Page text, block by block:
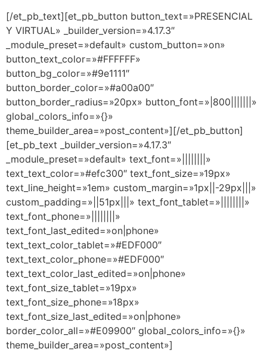
[/et_pb_text][et_pb_button button_text=»PRESENCIAL
Y VIRTUAL» _builder_version=»4.17.3″
_module_preset=»default» custom_button=»on»
button_text_color=»#FFFFFF»
button_bg_color=»#9e1111″
button_border_color=»#a00a00″
button_border_radius=»20px» button_font=»|800|||||||»
global_colors_info=»{}»
theme_builder_area=»post_content»][/et_pb_button]
[et_pb_text _builder_version=»4.17.3″
_module_preset=»default» text_font=»||||||||»
text_text_color=»#efc300″ text_font_size=»19px»
text_line_height=»1em» custom_margin=»1px||-29px|||»
custom_padding=»||51px|||» text_font_tablet=»||||||||»
text_font_phone=»||||||||»
text_font_last_edited=»on|phone»
text_text_color_tablet=»#EDF000″
text_text_color_phone=»#EDF000″
text_text_color_last_edited=»on|phone»
text_font_size_tablet=»19px»
text_font_size_phone=»18px»
text_font_size_last_edited=»on|phone»
border_color_all=»#E09900″ global_colors_info=»{}»
theme_builder_area=»post_content»]